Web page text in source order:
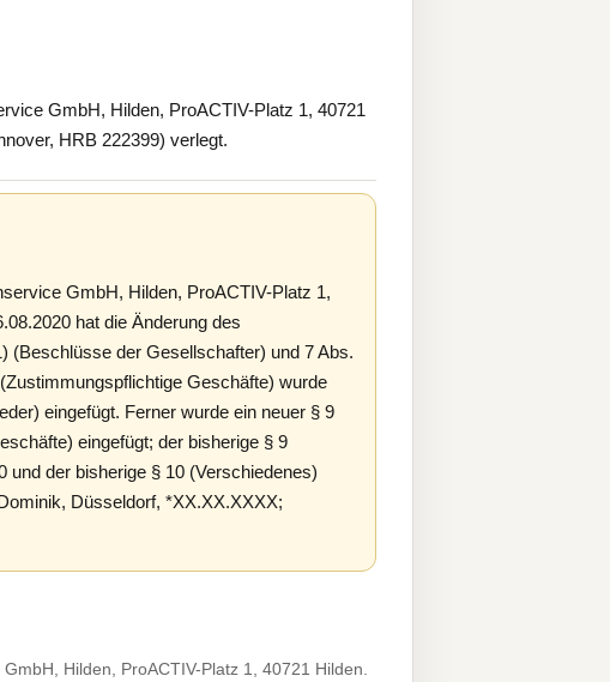
GmbH, Hilden, ProACTIV-Platz 1, 40721
HRB 222399) verlegt.
GmbH, Hilden, ProACTIV-Platz 1,
hat die Änderung des
(Beschlüsse der Gesellschafter) und 7 Abs.
Geschäfte) wurde
eingefügt. Ferner wurde ein neuer § 9
eingefügt; der bisherige § 9
der bisherige § 10 (Verschiedenes)
Düsseldorf, *XX.XX.XXXX;
Hilden, ProACTIV-Platz 1, 40721 Hilden.